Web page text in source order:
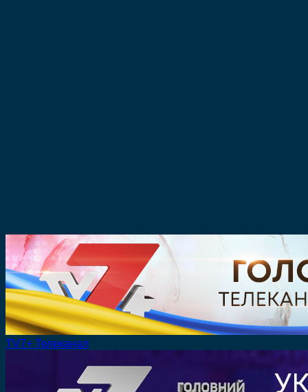
TV7+ Телеканал